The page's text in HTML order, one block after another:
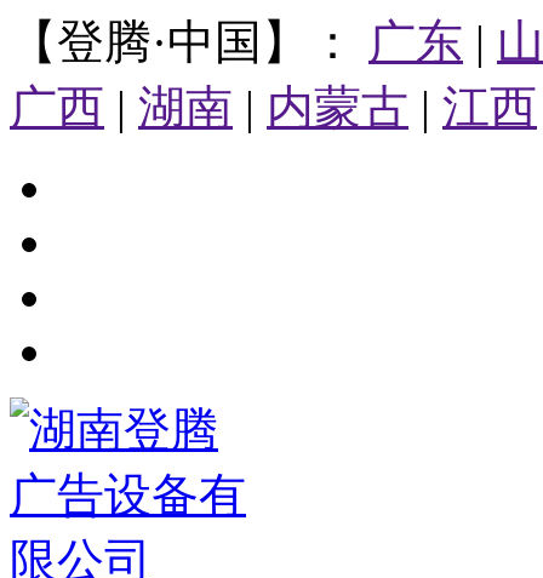
【登腾·中国】： 广东 |
广西 | 湖南 | 内蒙古 | 江西